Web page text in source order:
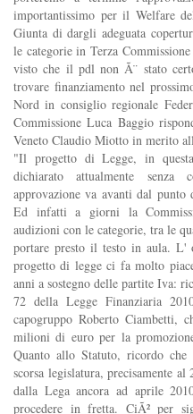
importantissimo per il Welfare
Giunta di dargli adeguata
le categorie in Terza
visto che il pdl non Ã¨ stato
trovare finanziamento nel
Nord in consiglio regionale
Commissione Luca Baggio
Veneto Claudio Miotto in merito
"Il progetto di Legge, in
dichiarato attualmente
approvazione va avanti dal
Ed infatti a giorni la
audizioni con le categorie, tra le
portare presto il testo in aula. L'
progetto di legge ci fa molto
anni a sostegno delle partite Iva:
72 della Legge Finanziaria
capogruppo Roberto Ciambetti,
milioni di euro per la
Quanto allo Statuto, ricordo
scorsa legislatura, precisamente
dalla Lega ancora ad aprile
procedere in fretta. CiÃ² per